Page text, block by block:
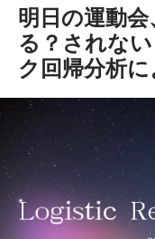
明日の運動
る？されな
ク回帰分析